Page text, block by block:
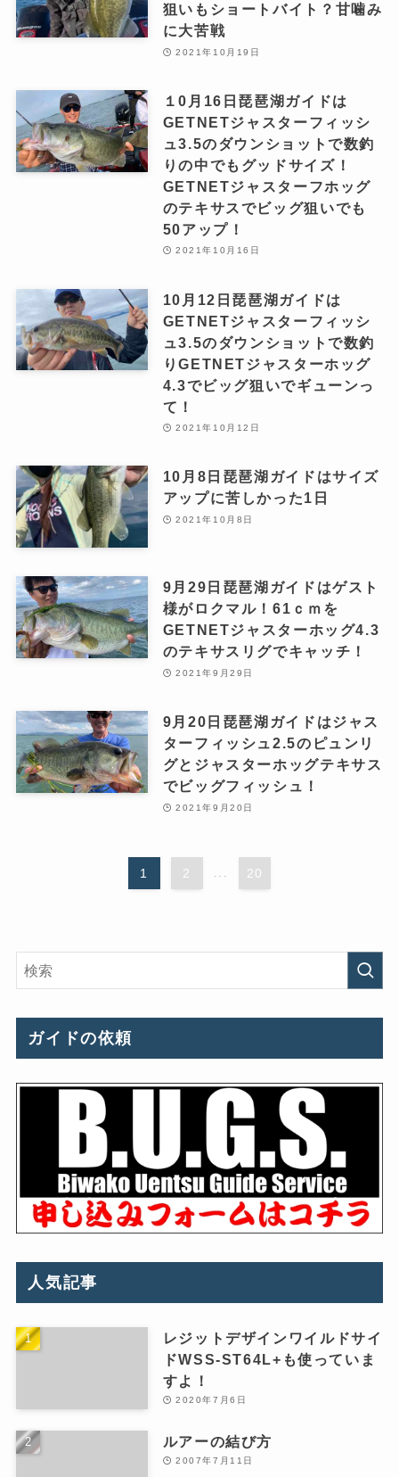
狙いもショートバイト？甘噛み
に大苦戦
2021年10月19日
１0月16日琵琶湖ガイドは
GETNETジャスターフィッシ
ュ3.5のダウンショットで数釣
りの中でもグッドサイズ！
GETNETジャスターフホッグ
のテキサスでビッグ狙いでも
50アップ！
2021年10月16日
10月12日琵琶湖ガイドは
GETNETジャスターフィッシ
ュ3.5のダウンショットで数釣
りGETNETジャスターホッグ
4.3でビッグ狙いでギューンっ
て！
2021年10月12日
10月8日琵琶湖ガイドはサイズ
アップに苦しかった1日
2021年10月8日
9月29日琵琶湖ガイドはゲスト
様がロクマル！61ｃｍを
GETNETジャスターホッグ4.3
のテキサスリグでキャッチ！
2021年9月29日
9月20日琵琶湖ガイドはジャス
ターフィッシュ2.5のピュンリ
グとジャスターホッグテキサス
でビッグフィッシュ！
2021年9月20日
1 2 20
ガイドの依頼
人気記事
レジットデザインワイルドサイ
ドWSS-ST64L+も使っていま
すよ！
2020年7月6日
ルアーの結び方
2007年7月11日